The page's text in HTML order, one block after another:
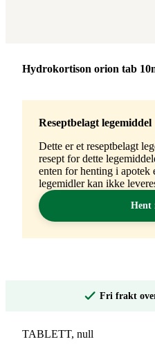
Merke:
Hydrokortison orion tab
Reseptbelagt legemiddel
Dette er et reseptbelagt
resept for dette
enten for henting i
legemidler kan ikke
Hent
Fri frakt
TABLETT, null